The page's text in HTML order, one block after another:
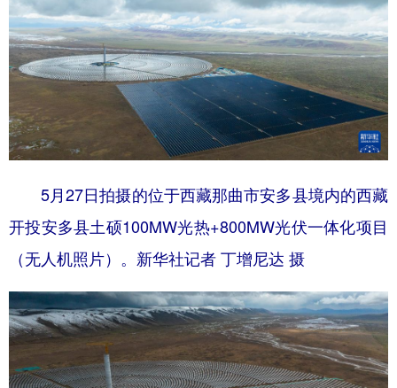
5月27日拍摄的位于西藏那曲市安多县境内的西藏
开投安多县土硕100MW光热+800MW光伏一体化项目
（无人机照片）。新华社记者 丁增尼达 摄